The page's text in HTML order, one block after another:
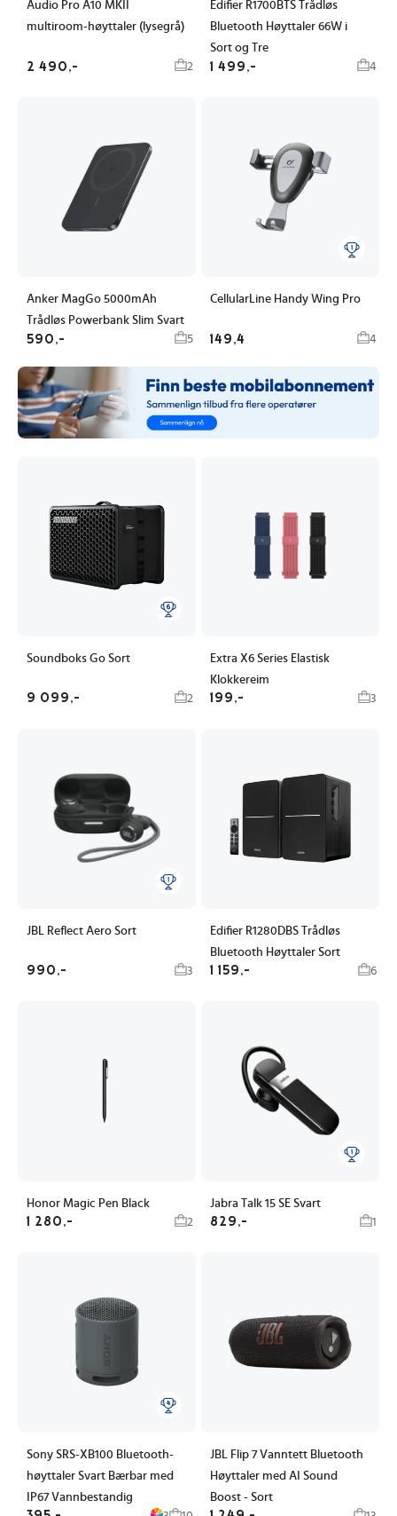
Audio Pro A10 MKII
multiroom-høyttaler (lysegrå)
2 490,- 2
Edifier R1700BTS Trådløs
Bluetooth Høyttaler 66W i
Sort og Tre
1 499,- 4
Anker MagGo 5000mAh
Trådløs Powerbank Slim Svart
590,- 5
CellularLine Handy Wing Pro
149,4 4
Soundboks Go Sort
9 099,- 2
Extra X6 Series Elastisk
Klokkereim
199,- 3
JBL Reflect Aero Sort
990,- 3
Edifier R1280DBS Trådløs
Bluetooth Høyttaler Sort
1 159,- 6
Honor Magic Pen Black
1 280,- 2
Jabra Talk 15 SE Svart
829,- 1
Sony SRS-XB100 Bluetooth-
høyttaler Svart Bærbar med
IP67 Vannbestandig
JBL Flip 7 Vanntett Bluetooth
Høyttaler med AI Sound
Boost - Sort